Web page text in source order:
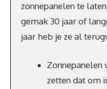
zonnepanelen te
gemak 30 jaar of
jaar heb je ze al
Zonnepanelen
zetten dat om